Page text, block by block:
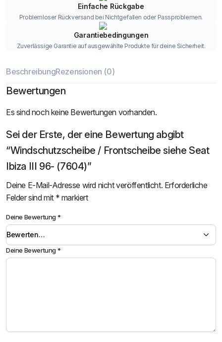
Einfache Rückgabe
Problemloser Rückversand bei Nichtgefallen oder Passproblemen.
Garantiebedingungen
Zuverlässige Garantie auf ausgewählte Produkte für deine Sicherheit.
BeschreibungRezensionen (0)
Bewertungen
Es sind noch keine Bewertungen vorhanden.
Sei der Erste, der eine Bewertung abgibt
“Windschutzscheibe / Frontscheibe siehe Seat
Ibiza III 96- (7604)”
Deine E-Mail-Adresse wird nicht veröffentlicht. Erforderliche
Felder sind mit * markiert
Deine Bewertung*
Deine Bewertung*